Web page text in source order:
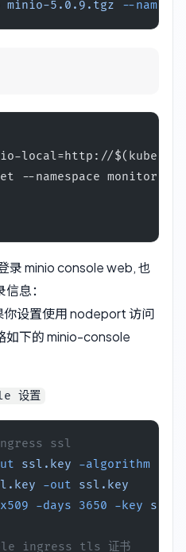
minio-5.0.9.tgz --
local=http://
--namespace
录 minio console web, 也
息：
设置使用 nodeport 访问
如下的 minio-console
设置
ssl
ssl.key -algorithm
-out ssl.key
-days 3650 -key
ingress tls 证书